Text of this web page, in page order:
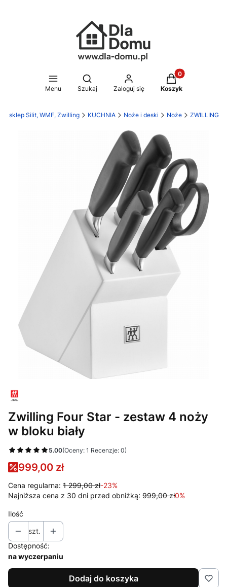
Menu
Otwórz wyszukiwarkę
Szukaj Zaloguj się
Produkty w
Koszyk
sklep Silit, WMF, Zwilling KUCHNIA Noże i deski Noże ZWILLING
Zwilling Four Star - zestaw 4 noży
w bloku biały
5.00(Oceny: 1 Recenzje: 0)
999,00 zł
Cena regularna: 1 299,00 zł-23%
Najniższa cena z 30 dni przed obniżką: 999,00 zł0%
Ilość
szt.
Dostępność:
na wyczerpaniu
Dodaj do koszyka